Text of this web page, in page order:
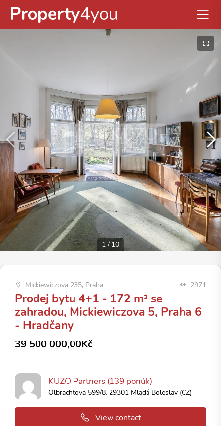
1 / 10
Mickiewiczova 235, Praha 2971
Prodej bytu 4+1 - 172 m² se
zahradou, Mickiewiczova 5, Praha 6
- Hradčany
39 500 000,00Kč
KUZO Partners (139 ponúk)
Olbrachtova 599/8, 29301 Mladá Boleslav (CZ)
View contact